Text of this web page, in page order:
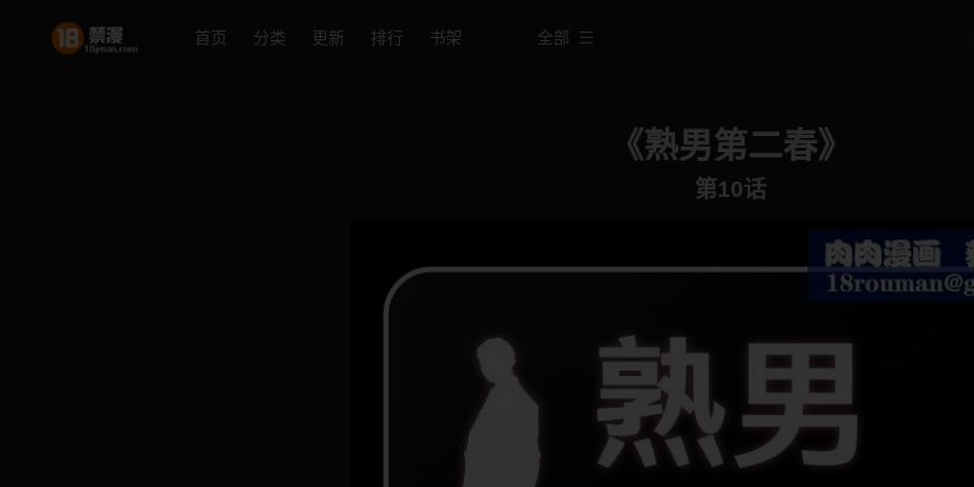
首页 分类 更新 排行 书架 全部
《熟男第二春》
第10话